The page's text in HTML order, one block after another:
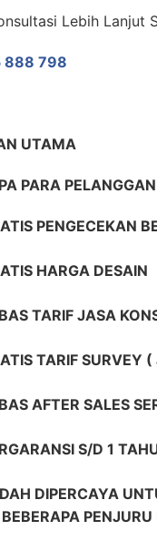
Lebih Lanjut
888 798
UTAMA
PARA
PENGECEKAN
HARGA DESAIN
TARIF JASA
TARIF SURVEY
AFTER SALES
S/D 1
DIPERCAYA
BEBERAPA